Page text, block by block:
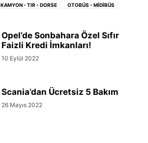
KAMYON - TIR - DORSE OTOBÜS - MIDIBÜS
Opel’de Sonbahara Özel Sıfır
Faizli Kredi İmkanları!
10 Eylül 2022
Scania’dan Ücretsiz 5 Bakım
26 Mayıs 2022